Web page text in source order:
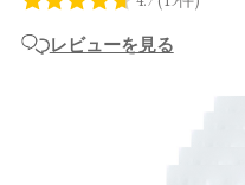
レビューを見る